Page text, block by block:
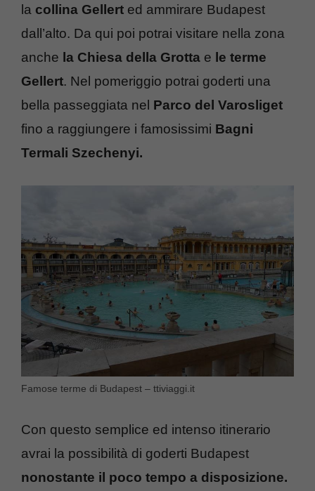
la collina Gellert ed ammirare Budapest
dall’alto. Da qui poi potrai visitare nella zona
anche la Chiesa della Grotta e le terme
Gellert. Nel pomeriggio potrai goderti una
bella passeggiata nel Parco del Varosliget
fino a raggiungere i famosissimi Bagni
Termali Szechenyi.
Famose terme di Budapest – ttiviaggi.it
Con questo semplice ed intenso itinerario
avrai la possibilità di goderti Budapest
nonostante il poco tempo a disposizione.